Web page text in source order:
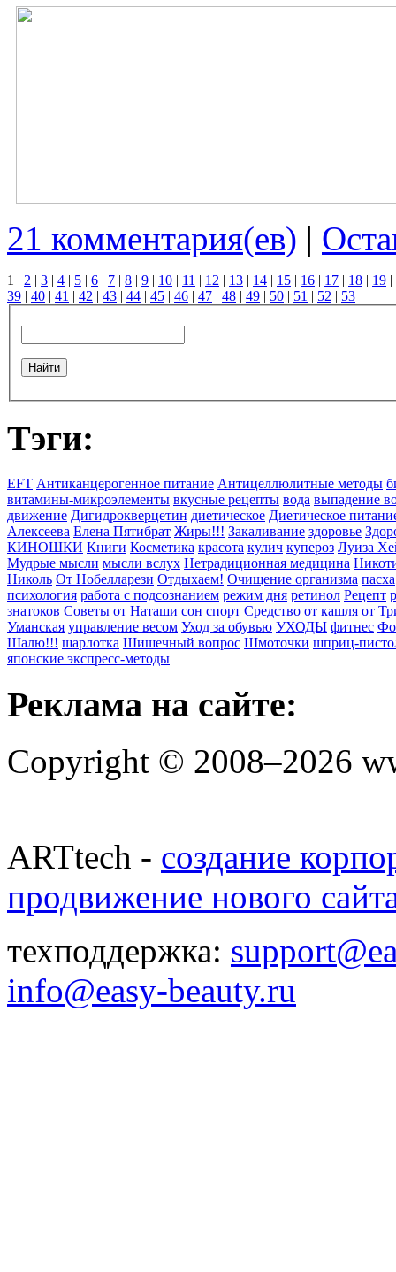
21 комментария(ев) |
1 | 2 | 3 | 4 | 5 | 6 | 7 | 8 | 9 | 10 | 11 | 12 | 13 | 14 | 15 | 16 | 17 | 18 | 19 |
39 | 40 | 41 | 42 | 43 | 44 | 45 | 46 | 47 | 48 | 49 | 50 | 51 | 52 | 53
Тэги:
EFT Антиканцерогенное питание Антицеллюлитные методы
витамины-микроэлементы вкусные рецепты вода выпадение
движение Дигидрокверцетин диетическое Диетическое
Алексеева Елена Пятибрат Жиры!!! Закаливание здоровье
КИНОШКИ Книги Косметика красота кулич купероз Луиза
Мудрые мысли мысли вслух Нетрадиционная медицина
Николь От Нобелларези Отдыхаем! Очищение организма пасха
психология работа с подсознанием режим дня ретинол Рецепт
знатоков Советы от Наташи сон спорт Средство от кашля от
Уманская управление весом Уход за обувью УХОДЫ фитнес
Шалю!!! шарлотка Шишечный вопрос Шмоточки шприц-
японские экспресс-методы
Реклама на сайте:
Copyright © 2008–2026
ARTtech - создание
продвижение нового
техподдержка:
info@easy-beauty.ru